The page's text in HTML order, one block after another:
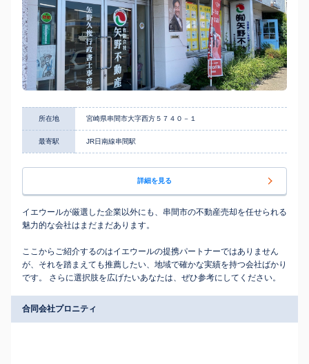
所在地 宮崎県串間市大字西方５７４０－１
最寄駅 JR日南線串間駅
詳細を見る
イエウールが厳選した企業以外にも、串間市の不動産売却を任せられる
魅力的な会社はまだまだあります。
ここからご紹介するのはイエウールの提携パートナーではありません
が、それを踏まえても推薦したい、地域で確かな実績を持つ会社ばかり
です。 さらに選択肢を広げたいあなたは、ぜひ参考にしてください。
合同会社プロニティ